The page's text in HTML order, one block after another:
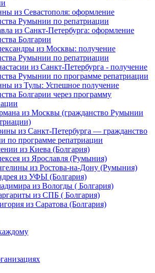
из Севастополя: оформление
Румынии по репатриации
из Санкт-Петербурга: оформление
Болгарии
из Москвы: получение
Румынии по репатриации
из Санкт-Петербурга - получение
Румынии по программе репатриации
из Тулы: Успешное получение
Болгарии через программу
из Москвы (гражданство Румынии
из Санкт-Петербурга — гражданство
по программе репатриации
из Киева (Болгария)
из Ярославля (Румыния)
из Ростова-на-Дону (Румыния)
из УФЫ (Болгария)
из Вологды ( Болгария)
из СПБ ( Болгария)
из Саратова (Болгария)